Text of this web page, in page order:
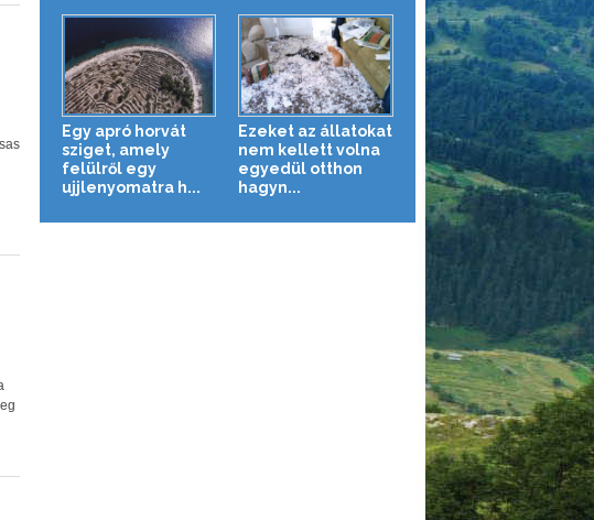
Egy apró horvát
sziget, amely
felülről egy
ujjlenyomatra h...
Ezeket az állatokat
nem kellett volna
egyedül otthon
hagyn...